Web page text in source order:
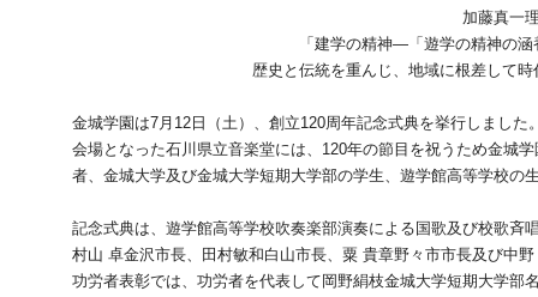
加藤真一
「建学の精神―「遊学の精神の
歴史と伝統を重んじ、地域に根差して
金城学園は7月12日（土）、創立120周年記念式典を挙行しました
会場となった石川県立音楽堂には、120年の節目を祝うため金城
者、金城大学及び金城大学短期大学部の学生、遊学館高等学校の
記念式典は、遊学館高等学校吹奏楽部演奏による国歌及び校歌
村山 卓金沢市長、田村敏和白山市長、粟 貴章野々市市長及び中
功労者表彰では、功労者を代表して岡野絹枝金城大学短期大学